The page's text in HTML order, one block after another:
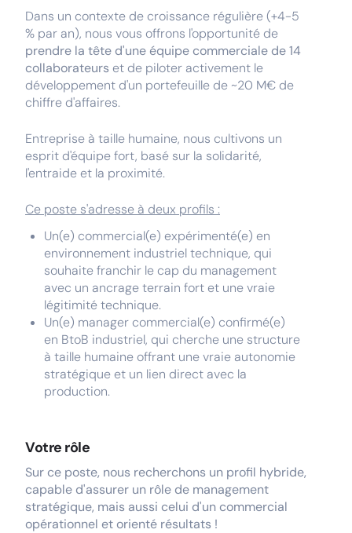
Dans un contexte de croissance régulière (+4-5
% par an), nous vous offrons l'opportunité de
prendre la tête d'une équipe commerciale de 14
collaborateurs et de piloter activement le
développement d'un portefeuille de ~20 M€ de
chiffre d'affaires.
Entreprise à taille humaine, nous cultivons un
esprit d'équipe fort, basé sur la solidarité,
l'entraide et la proximité.
Ce poste s'adresse à deux profils :
Un(e) commercial(e) expérimenté(e) en
environnement industriel technique, qui
souhaite franchir le cap du management
avec un ancrage terrain fort et une vraie
légitimité technique.
Un(e) manager commercial(e) confirmé(e)
en BtoB industriel, qui cherche une structure
à taille humaine offrant une vraie autonomie
stratégique et un lien direct avec la
production.
Votre rôle
Sur ce poste, nous recherchons un profil hybride,
capable d'assurer un rôle de management
stratégique, mais aussi celui d'un commercial
opérationnel et orienté résultats !